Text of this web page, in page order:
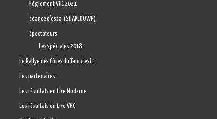
Règlement VHC 2021
Séance d’essai (SHAKEDOWN)
Spectateurs
Les spéciales 2018
Le Rallye des Côtes du Tarn c’est :
Les partenaires
Les résultats en Live Moderne
Les résultats en Live VHC